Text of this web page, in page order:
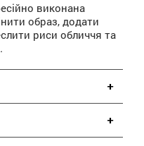
виконана
образ, додати
риси обличчя та